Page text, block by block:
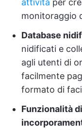
attività per
monitoraggio
Database
nidificati e
agli utenti di
facilmente
formato di
Funzionalità